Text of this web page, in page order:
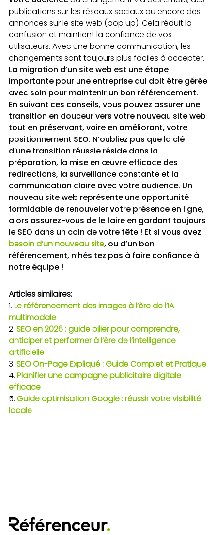
publications sur les réseaux sociaux ou encore des
annonces sur le site web (pop up). Cela réduit la
confusion et maintient la confiance de vos
utilisateurs. Avec une bonne communication, les
changements sont toujours plus faciles à accepter.
La migration d’un site web est une étape
importante pour une entreprise qui doit être gérée
avec soin pour maintenir un bon référencement.
En suivant ces conseils, vous pouvez assurer une
transition en douceur vers votre nouveau site web
tout en préservant, voire en améliorant, votre
positionnement SEO. N’oubliez pas que la clé
d’une transition réussie réside dans la
préparation, la mise en œuvre efficace des
redirections, la surveillance constante et la
communication claire avec votre audience. Un
nouveau site web représente une opportunité
formidable de renouveler votre présence en ligne,
alors assurez-vous de le faire en gardant toujours
le SEO dans un coin de votre tête ! Et si vous avez
besoin d’un nouveau site, ou d’un bon
référencement, n’hésitez pas à faire confiance à
notre équipe !
Articles similaires:
Le référencement des images à l’ère de l’IA
multimodale
SEO en 2026 : guide pilier pour comprendre,
anticiper et performer à l’ère de l’intelligence
artificielle
SEO On-Page Expliqué : Guide Complet et Pratique
Planifier une campagne publicitaire digitale
efficace
Guide optimisation Google : réussir votre visibilité
locale